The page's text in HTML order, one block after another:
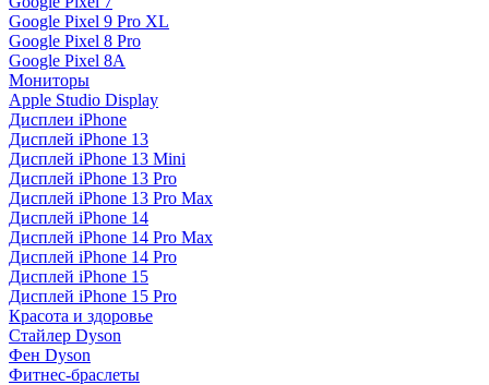
Google Pixel 9 Pro XL
Google Pixel 8 Pro
Google Pixel 8A
Мониторы
Apple Studio Display
Дисплеи iPhone
Дисплей iPhone 13
Дисплей iPhone 13 Mini
Дисплей iPhone 13 Pro
Дисплей iPhone 13 Pro Max
Дисплей iPhone 14
Дисплей iPhone 14 Pro Max
Дисплей iPhone 14 Pro
Дисплей iPhone 15
Дисплей iPhone 15 Pro
Красота и здоровье
Стайлер Dyson
Фен Dyson
Фитнес-браслеты